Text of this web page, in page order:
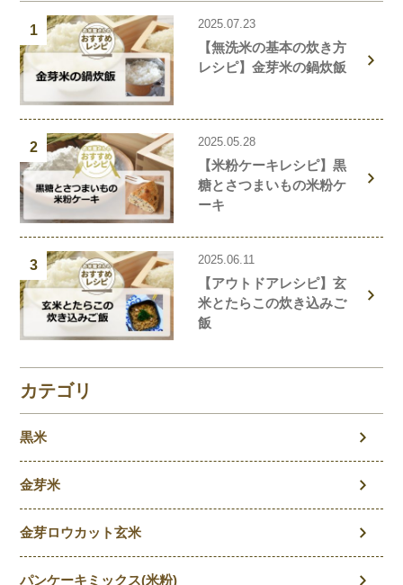
1 2025.07.23
【無洗米の基本の炊き方
レシピ】金芽米の鍋炊飯
2 2025.05.28
【米粉ケーキレシピ】黒
糖とさつまいもの米粉ケ
ーキ
3 2025.06.11
【アウトドアレシピ】玄
米とたらこの炊き込みご
飯
カテゴリ
黒米
金芽米
金芽ロウカット玄米
パンケーキミックス(米粉)